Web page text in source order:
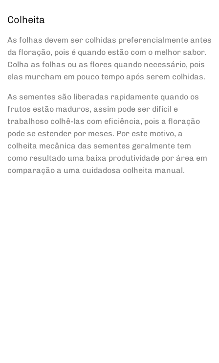
Colheita
As folhas devem ser colhidas preferencialmente antes
da floração, pois é quando estão com o melhor sabor.
Colha as folhas ou as flores quando necessário, pois
elas murcham em pouco tempo após serem colhidas.
As sementes são liberadas rapidamente quando os
frutos estão maduros, assim pode ser difícil e
trabalhoso colhê-las com eficiência, pois a floração
pode se estender por meses. Por este motivo, a
colheita mecânica das sementes geralmente tem
como resultado uma baixa produtividade por área em
comparação a uma cuidadosa colheita manual.